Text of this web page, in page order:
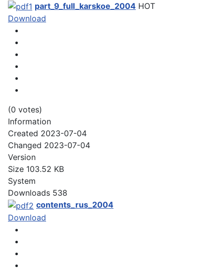
part_9_full_karskoe_2004 HOT
Download
(0 votes)
Information
Created 2023-07-04
Changed 2023-07-04
Version
Size 103.52 KB
System
Downloads 538
contents_rus_2004
Download